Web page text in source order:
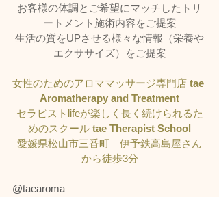
お客様の体調とご希望にマッチしたトリ
ートメント施術内容をご提案
生活の質をUPさせる様々な情報（栄養や
エクササイズ）をご提案
女性のためのアロママッサージ専門店 tae
Aromatherapy and Treatment
セラピストlifeが楽しく長く続けられるた
めのスクール tae Therapist School
愛媛県松山市三番町　伊予鉄高島屋さん
から徒歩3分
@taearoma